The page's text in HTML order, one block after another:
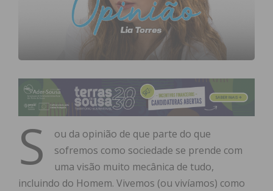
S
ou da opinião de que parte do que
sofremos como sociedade se prende com
uma visão muito mecânica de tudo,
incluindo do Homem. Vivemos (ou vivíamos) como